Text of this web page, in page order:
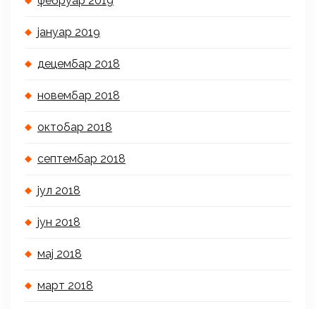
јануар 2019
децембар 2018
новембар 2018
октобар 2018
септембар 2018
јул 2018
јун 2018
мај 2018
март 2018